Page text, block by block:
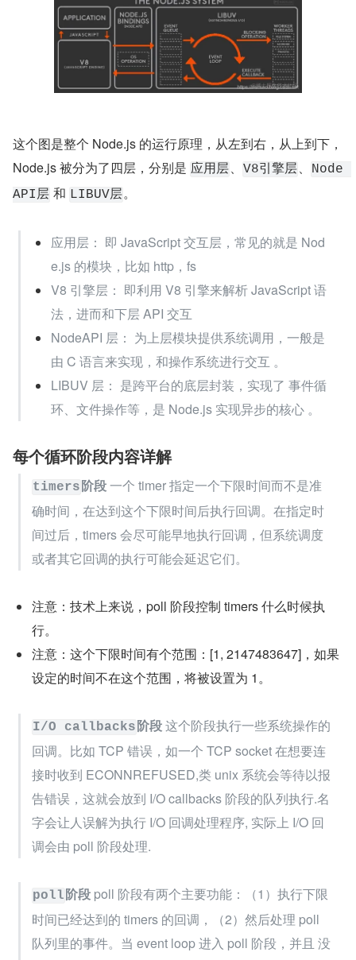
这个图是整个 Node.js 的运行原理，从左到右，从上到下，
Node.js 被分为了四层，分别是 应用层、 V8引擎层、
Node
API层 和 LIBUV层。
应用层： 即 JavaScript 交互层，常见的就是 Nod
e.js 的模块，比如 http，fs
V8 引擎层： 即利用 V8 引擎来解析 JavaScript 语
法，进而和下层 API 交互
NodeAPI 层： 为上层模块提供系统调用，一般是
由 C 语言来实现，和操作系统进行交互 。
LIBUV 层： 是跨平台的底层封装，实现了 事件循
环、文件操作等，是 Node.js 实现异步的核心 。
每个循环阶段内容详解
timers阶段 一个 timer 指定一个下限时间而不是准
确时间，在达到这个下限时间后执行回调。在指定时
间过后，timers 会尽可能早地执行回调，但系统调度
或者其它回调的执行可能会延迟它们。
注意：技术上来说，poll 阶段控制 timers 什么时候执
行。
注意：这个下限时间有个范围：[1, 2147483647]，如果
设定的时间不在这个范围，将被设置为 1。
I/O callbacks阶段 这个阶段执行一些系统操作的
回调。比如 TCP 错误，如一个 TCP socket 在想要连
接时收到 ECONNREFUSED,类 unix 系统会等待以报
告错误，这就会放到 I/O callbacks 阶段的队列执行.名
字会让人误解为执行 I/O 回调处理程序, 实际上 I/O 回
调会由 poll 阶段处理.
poll阶段 poll 阶段有两个主要功能：（1）执行下限
时间已经达到的 timers 的回调，（2）然后处理 poll
队列里的事件。当 event loop 进入 poll 阶段，并且 没